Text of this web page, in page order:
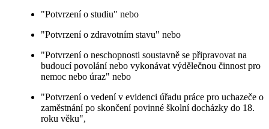
"Potvrzení o studiu" nebo
"Potvrzení o zdravotním stavu" nebo
"Potvrzení o neschopnosti soustavně se připravovat na
budoucí povolání nebo vykonávat výdělečnou činnost pro
nemoc nebo úraz" nebo
"Potvrzení o vedení v evidenci úřadu práce pro uchazeče o
zaměstnání po skončení povinné školní docházky do 18.
roku věku",